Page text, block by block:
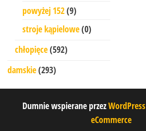
powyżej 152(9)
stroje kąpielowe(0)
chłopięce(592)
damskie(293)
Dumnie wspierane przezWordPress
eCommerce